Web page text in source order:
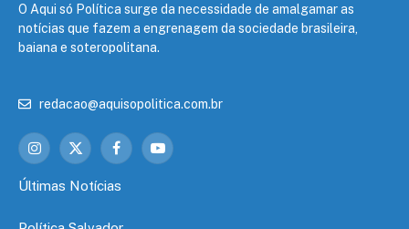
O Aqui só Política surge da necessidade de amalgamar as
notícias que fazem a engrenagem da sociedade brasileira,
baiana e soteropolitana.
redacao@aquisopolitica.com.br
Instagram
X
FacebookYouTube
Últimas Notícias